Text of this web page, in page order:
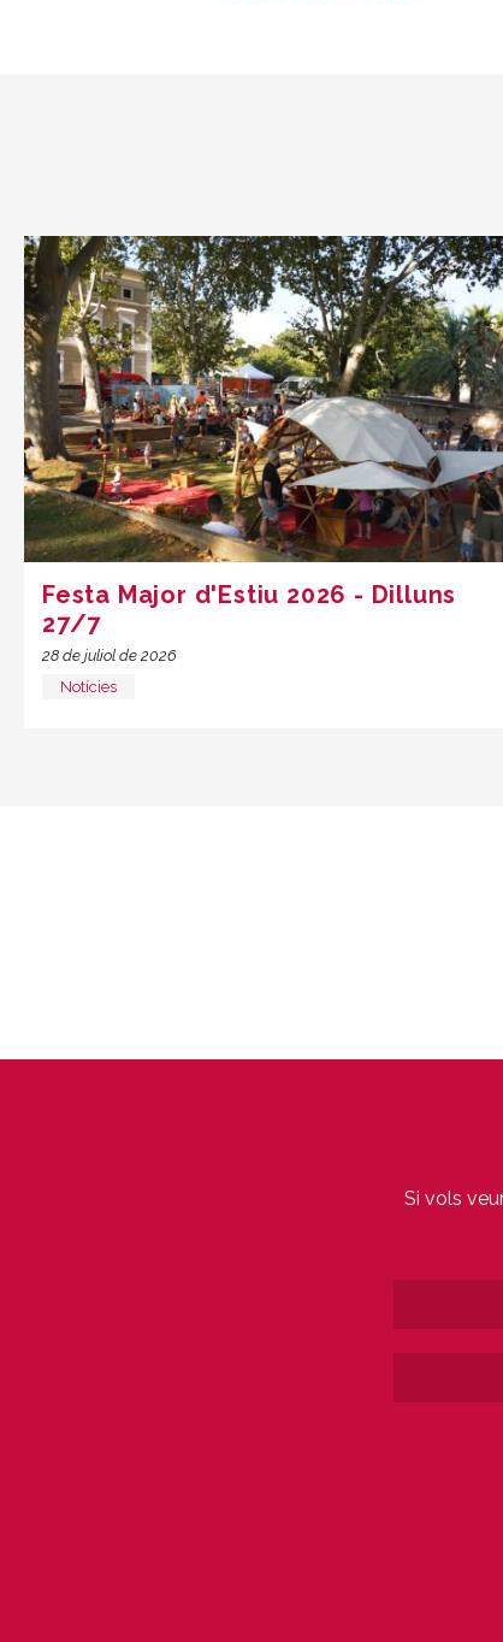
Festa Major d'Estiu 2026 - Dilluns
27/7
28 de juliol de 2026
Notícies
Si vols